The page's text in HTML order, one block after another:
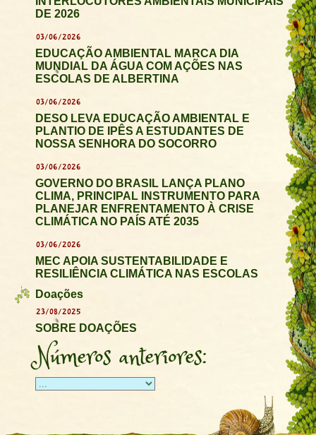
DE 2026
03/06/2026
EDUCAÇÃO AMBIENTAL MARCA DIA
MUNDIAL DA ÁGUA COM AÇÕES NAS
ESCOLAS DE ALBERTINA
03/06/2026
DESO LEVA EDUCAÇÃO AMBIENTAL E
PLANTIO DE IPÊS A ESTUDANTES DE
NOSSA SENHORA DO SOCORRO
03/06/2026
GOVERNO DO BRASIL LANÇA PLANO
CLIMA, PRINCIPAL INSTRUMENTO PARA
PLANEJAR ENFRENTAMENTO À CRISE
CLIMÁTICA NO PAÍS ATÉ 2035
03/06/2026
MEC APOIA SUSTENTABILIDADE E
RESILIÊNCIA CLIMÁTICA NAS ESCOLAS
Doações
23/08/2025
SOBRE DOAÇÕES
Números anteriores: